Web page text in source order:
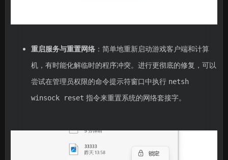
重启服务与重置网络：简单地重新启动游戏客户端和计算
机，有时能化解临时的程序冲突。进行更彻底的修复，可以
尝试在管理员权限的命令提示符窗口中执行 netsh
winsock reset 指令来重置系统的网络套接字。